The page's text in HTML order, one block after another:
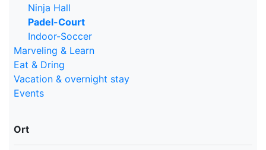
Ninja Hall
Padel-Court
Indoor-Soccer
Marveling & Learn
Eat & Dring
Vacation & overnight stay
Events
Ort